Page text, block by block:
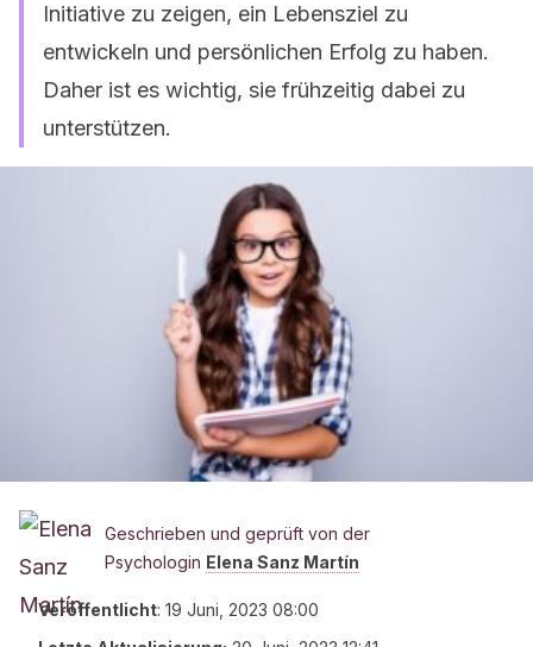
Initiative zu zeigen, ein Lebensziel zu
entwickeln und persönlichen Erfolg zu haben.
Daher ist es wichtig, sie frühzeitig dabei zu
unterstützen.
Geschrieben und geprüft von der
Psychologin Elena Sanz Martín
Veröffentlicht: 19 Juni, 2023 08:00